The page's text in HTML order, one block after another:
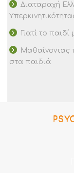
Διαταραχή
Γιατί το
Μαθαίνοντας
στα παιδιά